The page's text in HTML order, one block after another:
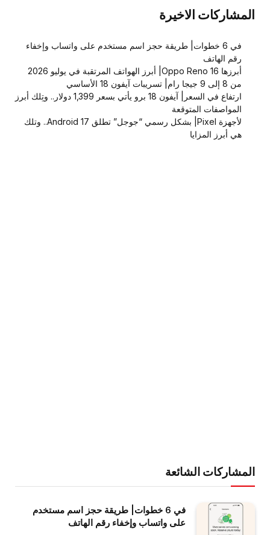
المشاركات الاخيرة
في 6 خطوات| طريقة حجز اسم مستخدم على واتساب وإخفاء
رقم الهاتف
أبرزها Oppo Reno 16| أبرز الهواتف المرتقبة في يوليو 2026
من 8 إلى 9 جيجا رام| تسريبات آيفون 18 الأساسي
ارتفاع في السعر| آيفون 18 برو يأتي بسعر 1,399 دولار.. وتِلك أبرز
المواصفات المتوقعة
لأجهزة Pixel| بشكل رسمي “جوجل” تطلق Android 17.. وتلك
هي أبرز المزايا
المشاركات الشائعة
في 6 خطوات| طريقة حجز اسم مستخدم
على واتساب وإخفاء رقم الهاتف